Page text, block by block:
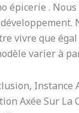
épicerie .
vivre que
varier à
Instance
Axée Sur